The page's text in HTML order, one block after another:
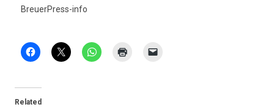
BreuerPress-info
Related